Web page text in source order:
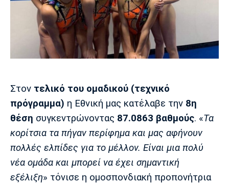
Μουσική
Πολιτισμός
Στήλες
Τραγούδια
Cine Spot
Running
Media
Παρασκήνιο
Πρόγραμμα TV
Ιωνικός Κηφισιά Πανσερραϊκός
Μπαρτσελόνα
Ρεάλ
Μαδρίτης
Ατλέτικο
Μάντσεστερ
Τσέλσι Άρσεναλ
Στον τελικό του ομαδικού (τεχνικό
πρόγραμμα) η Εθνική μας κατέλαβε την 8η
θέση συγκεντρώνοντας 87.0863 βαθμούς. «Τα
κορίτσια τα πήγαν περίφημα και μας αφήνουν
πολλές ελπίδες για το μέλλον. Είναι μια πολύ
νέα ομάδα και μπορεί να έχει σημαντική
εξέλιξη» τόνισε η ομοσπονδιακή προπονήτρια